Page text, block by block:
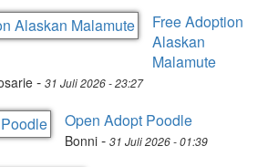
Free Adoption
Alaskan
Malamute
- 31 Juli 2026 - 23:27
Open Adopt Poodle
Bonni - 31 Juli 2026 - 01:39